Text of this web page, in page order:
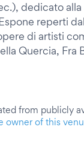
dedicato
reperti
di artisti
Quercia, Fra
from publicly
owner of this